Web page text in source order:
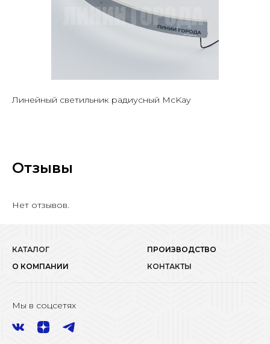
Линейный светильник радиусный McKay
Отзывы
Нет отзывов.
КАТАЛОГ
ПРОИЗВОДСТВО
О КОМПАНИИ
КОНТАКТЫ
Мы в соцсетях